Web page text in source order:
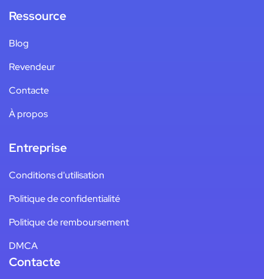
Ressource
Blog
Revendeur
Contacte
À propos
Entreprise
Conditions d'utilisation
Politique de confidentialité
Politique de remboursement
DMCA
Contacte